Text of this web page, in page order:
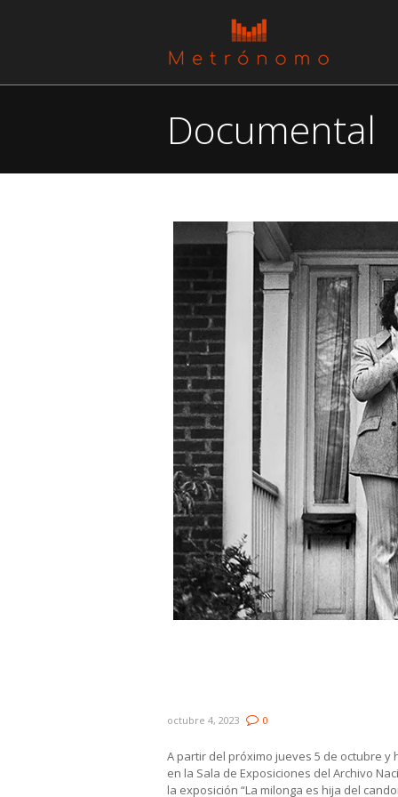
Documental
octubre 4, 2023 0
A partir del próximo jueves 5 de octubre y
en la Sala de Exposiciones del Archivo
la exposición “La milonga es hija del